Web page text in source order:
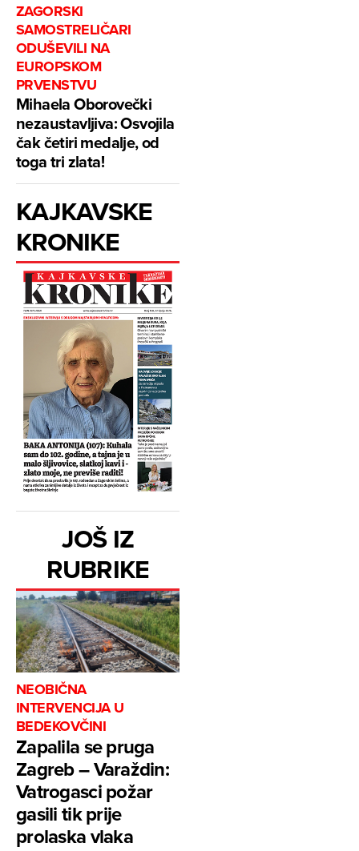
ZAGORSKI
SAMOSTRELIČARI
ODUŠEVILI NA
EUROPSKOM
PRVENSTVU
Mihaela Oborovečki
nezaustavljiva: Osvojila
čak četiri medalje, od
toga tri zlata!
KAJKAVSKE
KRONIKE
JOŠ IZ
RUBRIKE
NEOBIČNA
INTERVENCIJA U
BEDEKOVČINI
Zapalila se pruga
Zagreb – Varaždin:
Vatrogasci požar
gasili tik prije
prolaska vlaka